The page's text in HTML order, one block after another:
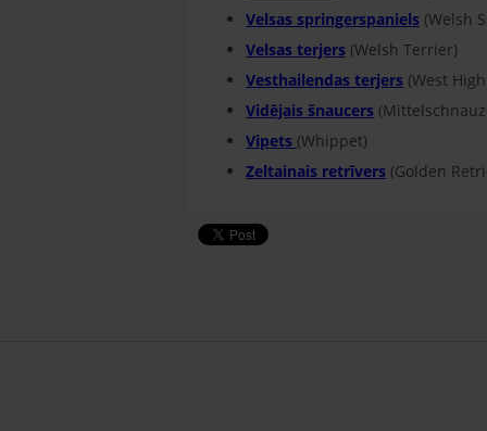
Velsas springerspaniels (Welsh
Velsas terjers (Welsh Terrier)
Vesthailendas terjers (West
Vidējais šnaucers
Vipets (Whippet)
Zeltainais retrīvers (Golden